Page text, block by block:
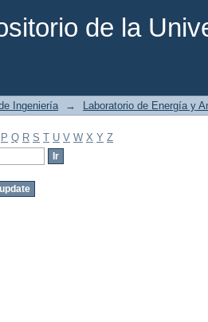
de la
Ingeniería → Laboratorio de Energía y
P Q R S T U V W X Y Z